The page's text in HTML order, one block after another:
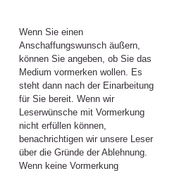
Wenn Sie einen
Anschaffungswunsch äußern,
können Sie angeben, ob Sie das
Medium vormerken wollen. Es
steht dann nach der Einarbeitung
für Sie bereit. Wenn wir
Leserwünsche mit Vormerkung
nicht erfüllen können,
benachrichtigen wir unsere Leser
über die Gründe der Ablehnung.
Wenn keine Vormerkung